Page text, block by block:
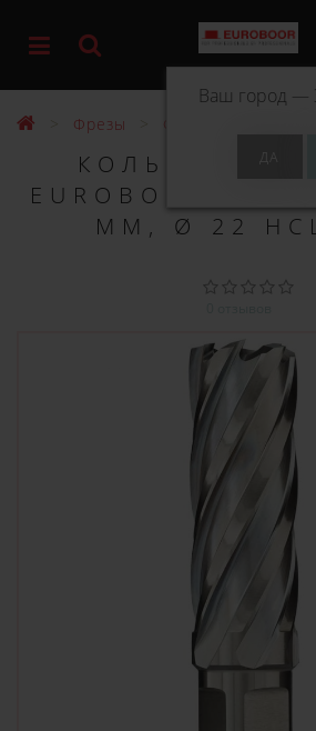
Ваш город —
Фрезы Фрезы HSS 55 мм
КОЛЬЦЕВОЕ
EUROBOOR
ММ, Ø 22